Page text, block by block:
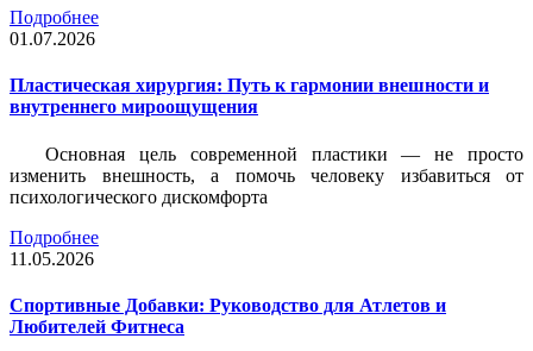
Подробнее
01.07.2026
Пластическая хирургия: Путь к гармонии внешности и
внутреннего мироощущения
Основная цель современной пластики — не просто
изменить внешность, а помочь человеку избавиться от
психологического дискомфорта
Подробнее
11.05.2026
Спортивные Добавки: Руководство для Атлетов и
Любителей Фитнеса